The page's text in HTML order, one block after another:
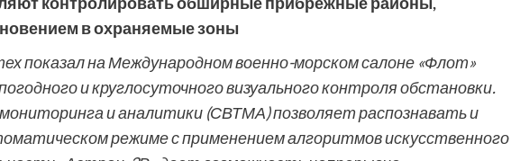
в охраняемые зоны
показал на Международном военно-морском салоне «Флот»
и круглосуточного визуального контроля обстановки.
и аналитики (СВТМА) позволяет распознавать и
режиме с применением алгоритмов искусственного